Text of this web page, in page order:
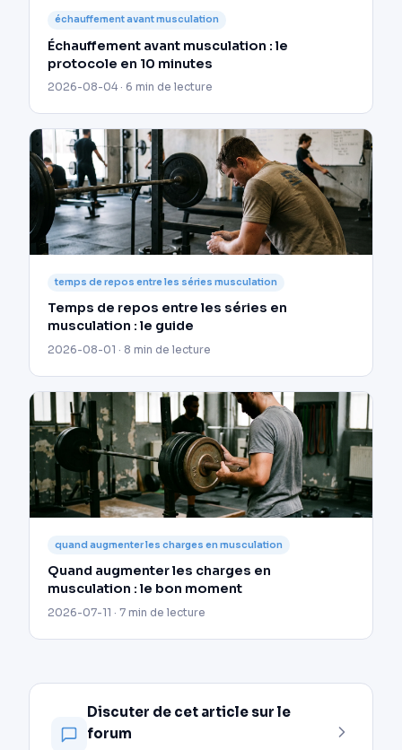
échauffement avant musculation
Échauffement avant musculation : le
protocole en 10 minutes
2026-08-04 · 6 min de lecture
temps de repos entre les séries musculation
Temps de repos entre les séries en
musculation : le guide
2026-08-01 · 8 min de lecture
quand augmenter les charges en musculation
Quand augmenter les charges en
musculation : le bon moment
2026-07-11 · 7 min de lecture
Discuter de cet article sur le
forum